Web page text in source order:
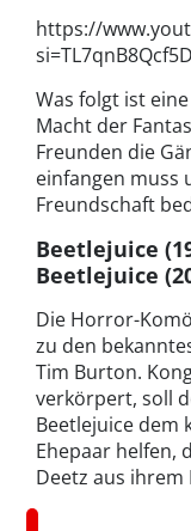
https://
Was folgt ist
Macht der
Freunden die
einfangen muss
Freundschaft
Beetlejuice
Beetlejuice
Die Horror-
zu den
Tim Burton.
verkörpert, soll
Beetlejuice dem
Ehepaar helfen,
Deetz aus